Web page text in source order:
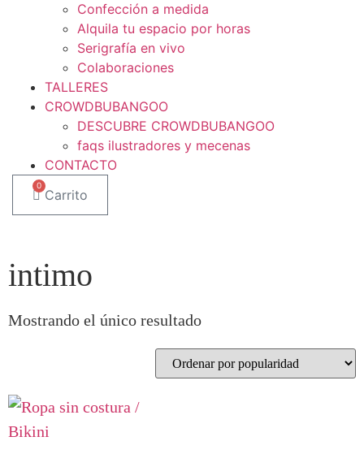
Confección a medida
Alquila tu espacio por horas
Serigrafía en vivo
Colaboraciones
TALLERES
CROWDBUBANGOO
DESCUBRE CROWDBUBANGOO
faqs ilustradores y mecenas
CONTACTO
0
Carrito
intimo
Mostrando el único resultado